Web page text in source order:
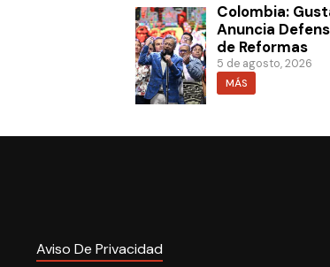
Colombia:
Anuncia
de Reformas
5 de agosto, 2026
MÁS
Aviso De Privacidad